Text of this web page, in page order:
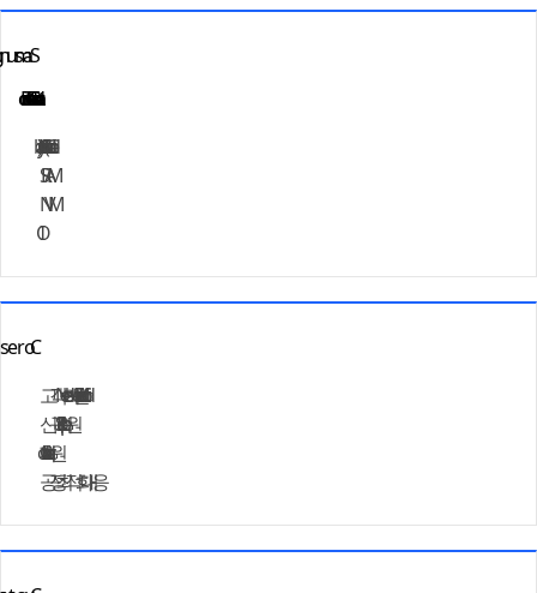
Silicon Proven Foundation IP
SRAM
NVM
IO
고객 Needs 기반 IP Modification
신규 Scope IP 지원
Characterization 지원
공정 최적화 대응